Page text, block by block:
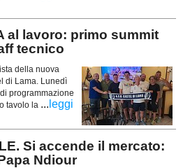
al lavoro: primo summit
tecnico
della nuova
di Lama. Lunedì
programmazione
tavolo la ... leggi
Si accende il mercato:
Ndiour